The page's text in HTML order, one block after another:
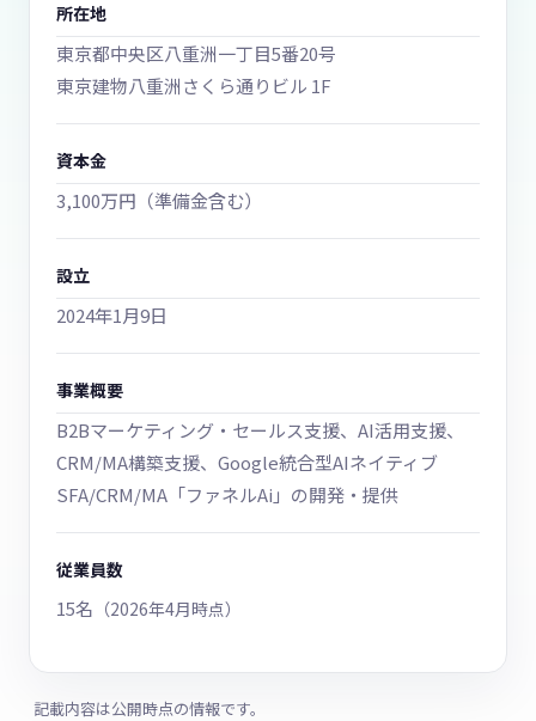
所在地
東京都中央区八重洲一丁目5番20号
東京建物八重洲さくら通りビル 1F
資本金
3,100万円（準備金含む）
設立
2024年1月9日
事業概要
B2Bマーケティング・セールス支援、AI活用支援、
CRM/MA構築支援、Google統合型AIネイティブ
SFA/CRM/MA「ファネルAi」の開発・提供
従業員数
15名 （2026年4月時点）
記載内容は公開時点の情報です。